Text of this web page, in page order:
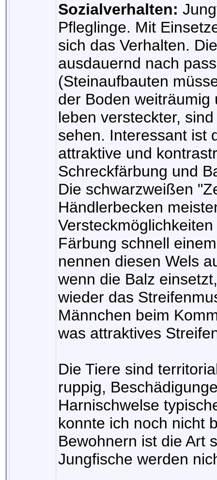
Sozialverhalten:
Pfleglinge. Mit
sich das Verhalten.
ausdauernd nach
(Steinaufbauten
der Boden
leben versteckter,
sehen. Interessant ist
attraktive und
Schreckfärbung und
Die schwarzweißen
Händlerbecken
Färbung schnell
nennen diesen Wels
wenn die Balz
wieder das
Männchen beim
was attraktives
Die Tiere sind
ruppig,
Harnischwelse
konnte ich noch nicht
Bewohnern ist die Art
Jungfische werden